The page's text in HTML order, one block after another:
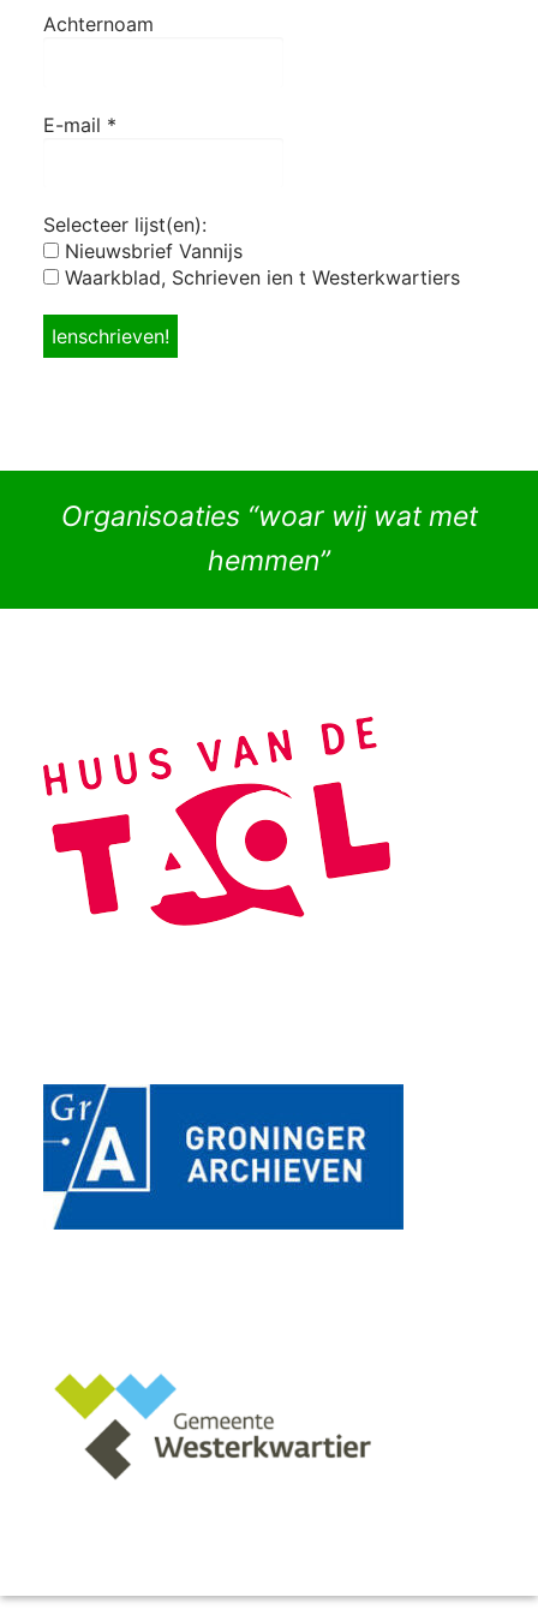
Achternoam
E-mail *
Selecteer lijst(en):
Nieuwsbrief Vannijs
Waarkblad, Schrieven ien t Westerkwartiers
Organisoaties “woar wij wat met
hemmen”